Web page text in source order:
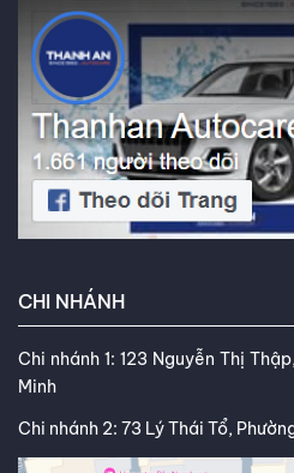
CHI NHÁNH
Chi nhánh 1: 123 Nguyễn Thị
Minh
Chi nhánh 2: 73 Lý Thái Tổ,